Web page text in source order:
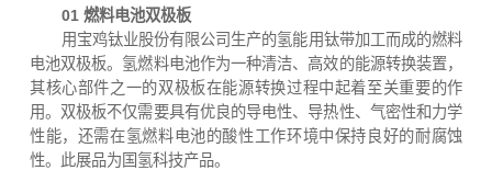
01 燃料电池双极板
用宝鸡钛业股份有限公司生产的氢能用钛带加工而成的燃料
电池双极板。氢燃料电池作为一种清洁、高效的能源转换装置，
其核心部件之一的双极板在能源转换过程中起着至关重要的作
用。双极板不仅需要具有优良的导电性、导热性、气密性和力学
性能，还需在氢燃料电池的酸性工作环境中保持良好的耐腐蚀
性。此展品为国氢科技产品。